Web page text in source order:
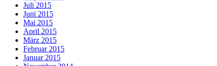
Juli 2015
Juni 2015
Mai 2015
April 2015
März 2015
Februar 2015
Januar 2015